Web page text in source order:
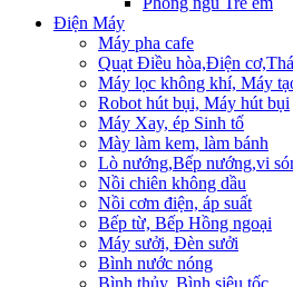
Điện Máy
Máy pha cafe
Quạt Điều hòa,Điện
Máy lọc không khí, Máy
Robot hút bụi, Máy hút bụi
Máy Xay, ép Sinh tố
Mày làm kem, làm bánh
Lò nướng,Bếp nướng,vi
Nồi chiên không dầu
Nồi cơm điện, áp suất
Bếp từ, Bếp Hồng ngoại
Máy sưởi, Đèn sưởi
Bình nước nóng
Bình thủy, Bình siêu tốc